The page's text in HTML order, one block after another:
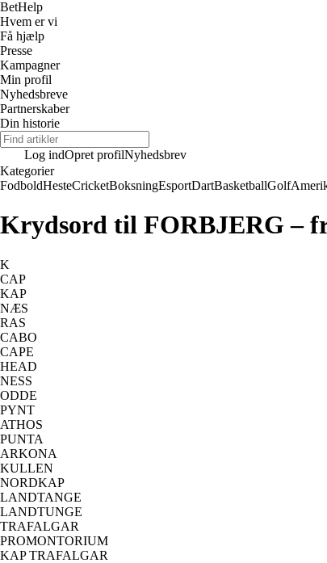
BetHelp
Hvem er vi
Få hjælp
Presse
Kampagner
Min profil
Nyhedsbreve
Partnerskaber
Din historie
Log indOpret profilNyhedsbrev
Kategorier
FodboldHesteCricketBoksningEsportDartBasketballGolf
Krydsord til FORBJERG –
K
CAP
KAP
NÆS
RAS
CABO
CAPE
HEAD
NESS
ODDE
PYNT
ATHOS
PUNTA
ARKONA
KULLEN
NORDKAP
LANDTANGE
LANDTUNGE
TRAFALGAR
PROMONTORIUM
KAP TRAFALGAR